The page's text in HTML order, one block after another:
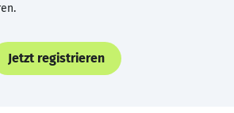
Jetzt registrieren